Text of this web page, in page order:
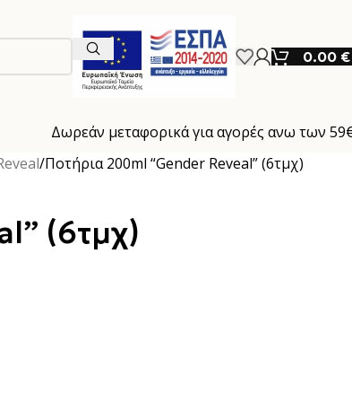
0.00 €
Δωρεάν μεταφορικά για αγορές ανω των
Ποτήρια 200ml “Gender Reveal” (6τμχ)
(6τμχ)